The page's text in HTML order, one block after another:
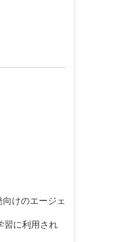
けのエージェ
習に利用され